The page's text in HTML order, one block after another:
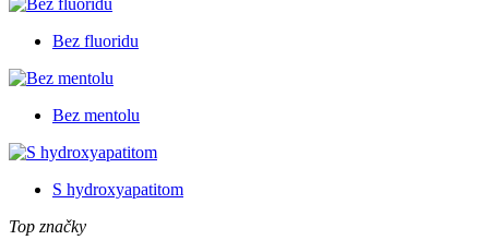
Bez fluoridu
Bez mentolu
S hydroxyapatitom
Top značky